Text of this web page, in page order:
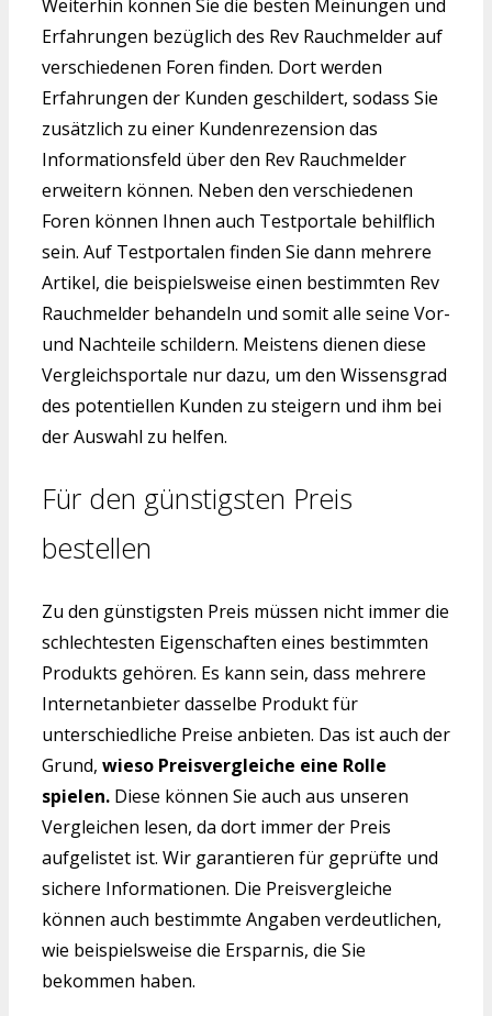
Weiterhin können Sie die besten Meinungen und
Erfahrungen bezüglich des Rev Rauchmelder auf
verschiedenen Foren finden. Dort werden
Erfahrungen der Kunden geschildert, sodass Sie
zusätzlich zu einer Kundenrezension das
Informationsfeld über den Rev Rauchmelder
erweitern können. Neben den verschiedenen
Foren können Ihnen auch Testportale behilflich
sein. Auf Testportalen finden Sie dann mehrere
Artikel, die beispielsweise einen bestimmten Rev
Rauchmelder behandeln und somit alle seine Vor-
und Nachteile schildern. Meistens dienen diese
Vergleichsportale nur dazu, um den Wissensgrad
des potentiellen Kunden zu steigern und ihm bei
der Auswahl zu helfen.
Für den günstigsten Preis
bestellen
Zu den günstigsten Preis müssen nicht immer die
schlechtesten Eigenschaften eines bestimmten
Produkts gehören. Es kann sein, dass mehrere
Internetanbieter dasselbe Produkt für
unterschiedliche Preise anbieten. Das ist auch der
Grund, wieso Preisvergleiche eine Rolle
spielen. Diese können Sie auch aus unseren
Vergleichen lesen, da dort immer der Preis
aufgelistet ist. Wir garantieren für geprüfte und
sichere Informationen. Die Preisvergleiche
können auch bestimmte Angaben verdeutlichen,
wie beispielsweise die Ersparnis, die Sie
bekommen haben.